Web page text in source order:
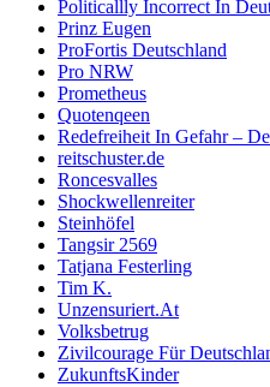
Politicallly Incorrect In
Prinz Eugen
ProFortis Deutschland
Pro NRW
Prometheus
Quotenqeen
Redefreiheit In Gefahr –
reitschuster.de
Roncesvalles
Shockwellenreiter
Steinhöfel
Tangsir 2569
Tatjana Festerling
Tim K.
Unzensuriert.At
Volksbetrug
Zivilcourage Für
ZukunftsKinder